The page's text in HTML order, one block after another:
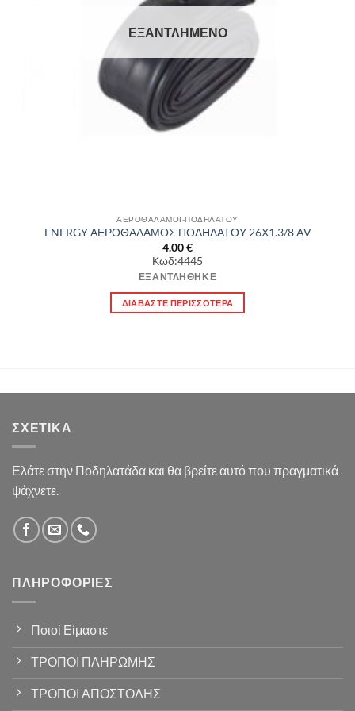
ΕΞΑΝΤΛΗΜΈΝΟ
ΑΕΡΟΘΑΛΑΜΟΙ-ΠΟΔΗΛΑΤΟΥ
ENERGY ΑΕΡΟΘΑΛΑΜΟΣ ΠΟΔΗΛΑΤΟΥ 26Χ1.3/8 AV
4.00€
Κωδ:4445
ΕΞΑΝΤΛΉΘΗΚΕ
ΔΙΑΒΆΣΤΕ ΠΕΡΙΣΣΌΤΕΡΑ
ΣΧΕΤΙΚΆ
Ελάτε στην Ποδηλατάδα και θα βρείτε αυτό που πραγματικά
ψάχνετε.
ΠΛΗΡΟΦΟΡΊΕΣ
Ποιοί Είμαστε
ΤΡΟΠΟΙ ΠΛΗΡΩΜΗΣ
ΤΡΟΠΟΙ ΑΠΟΣΤΟΛΗΣ